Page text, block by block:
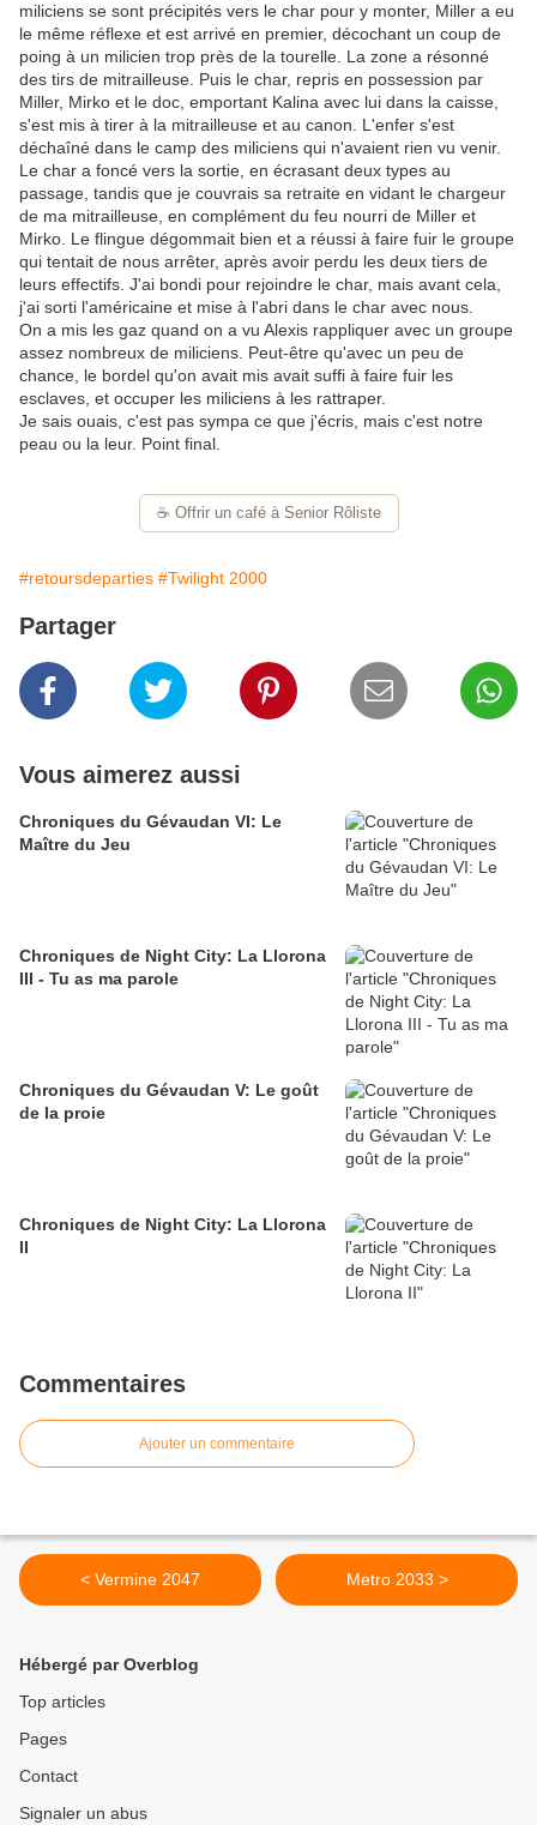
miliciens se sont précipités vers le char pour y monter, Miller a eu
le même réflexe et est arrivé en premier, décochant un coup de
poing à un milicien trop près de la tourelle. La zone a résonné
des tirs de mitrailleuse. Puis le char, repris en possession par
Miller, Mirko et le doc, emportant Kalina avec lui dans la caisse,
s'est mis à tirer à la mitrailleuse et au canon. L'enfer s'est
déchaîné dans le camp des miliciens qui n'avaient rien vu venir.
Le char a foncé vers la sortie, en écrasant deux types au
passage, tandis que je couvrais sa retraite en vidant le chargeur
de ma mitrailleuse, en complément du feu nourri de Miller et
Mirko. Le flingue dégommait bien et a réussi à faire fuir le groupe
qui tentait de nous arrêter, après avoir perdu les deux tiers de
leurs effectifs. J'ai bondi pour rejoindre le char, mais avant cela,
j'ai sorti l'américaine et mise à l'abri dans le char avec nous.
On a mis les gaz quand on a vu Alexis rappliquer avec un groupe
assez nombreux de miliciens. Peut-être qu'avec un peu de
chance, le bordel qu'on avait mis avait suffi à faire fuir les
esclaves, et occuper les miliciens à les rattraper.
Je sais ouais, c'est pas sympa ce que j'écris, mais c'est notre
peau ou la leur. Point final.
☕️ Offrir un café à Senior Rôliste
#retoursdeparties #Twilight 2000
Partager
Vous aimerez aussi
Chroniques du Gévaudan VI: Le
Maître du Jeu
Chroniques de Night City: La Llorona
III - Tu as ma parole
Chroniques du Gévaudan V: Le goût
de la proie
Chroniques de Night City: La Llorona
II
Commentaires
Ajouter un commentaire
< Vermine 2047 Metro 2033 >
Hébergé par Overblog
Top articles
Pages
Contact
Signaler un abus